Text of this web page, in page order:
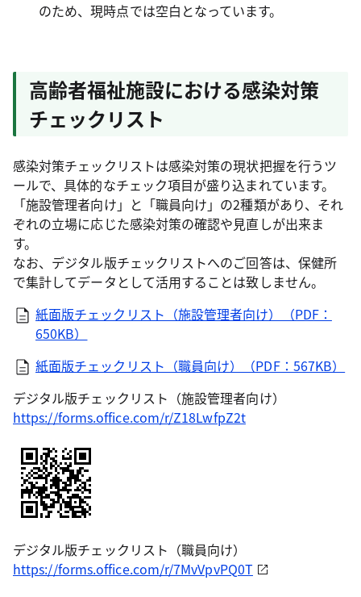
のため、現時点では空白となっています。
高齢者福祉施設における感染対策
チェックリスト
感染対策チェックリストは感染対策の現状把握を行うツ
ールで、具体的なチェック項目が盛り込まれています。
「施設管理者向け」と「職員向け」の2種類があり、それ
ぞれの立場に応じた感染対策の確認や見直しが出来ま
す。
なお、デジタル版チェックリストへのご回答は、保健所
で集計してデータとして活用することは致しません。
紙面版チェックリスト（施設管理者向け）（PDF：
650KB）
紙面版チェックリスト（職員向け）（PDF：567KB）
デジタル版チェックリスト（施設管理者向け）
https://forms.office.com/r/Z18LwfpZ2t
デジタル版チェックリスト（職員向け）
https://forms.office.com/r/7MvVpvPQ0T